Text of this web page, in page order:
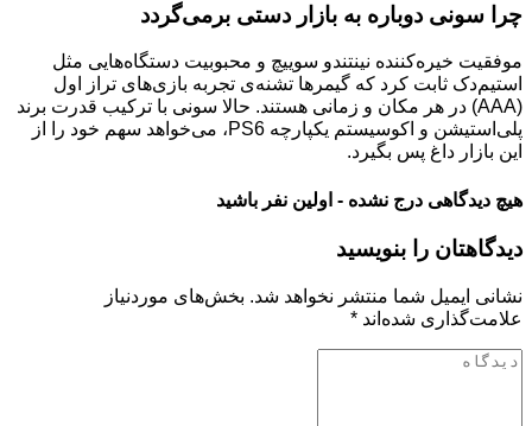
چرا سونی دوباره به بازار دستی برمی‌گردد
موفقیت خیره‌کننده نینتندو سوییچ و محبوبیت دستگاه‌هایی مثل
استیم‌دک ثابت کرد که گیمرها تشنه‌ی تجربه بازی‌های تراز اول
(AAA) در هر مکان و زمانی هستند. حالا سونی با ترکیب قدرت برند
پلی‌استیشن و اکوسیستم یکپارچه PS6، می‌خواهد سهم خود را از
این بازار داغ پس بگیرد.
هیچ دیدگاهی درج نشده - اولین نفر باشید
دیدگاهتان را بنویسید
نشانی ایمیل شما منتشر نخواهد شد. بخش‌های موردنیاز
علامت‌گذاری شده‌اند *